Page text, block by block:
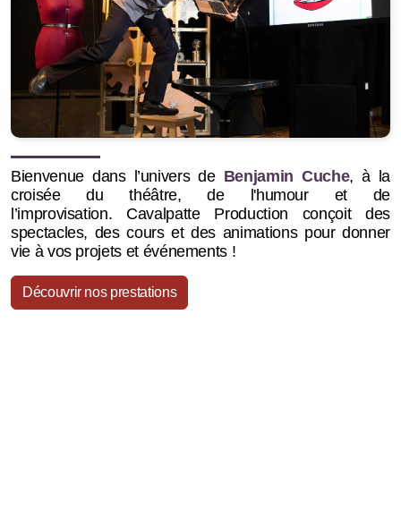
Bienvenue dans l’univers de Benjamin Cuche, à la
croisée du théâtre, de l'humour et de
l’improvisation. Cavalpatte Production conçoit des
spectacles, des cours et des animations pour donner
vie à vos projets et événements !
Découvrir nos prestations